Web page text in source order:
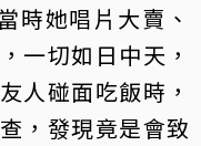
時她唱片大賣、
一切如日中天，
人碰面吃飯時，
，發現竟是會致